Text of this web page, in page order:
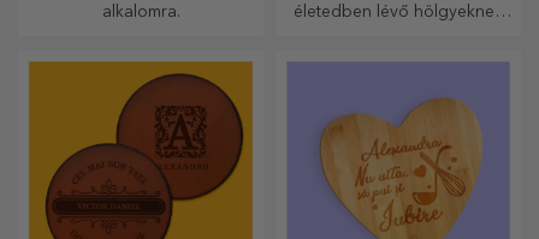
alkalomra.
életedben lévő hölgyeknek